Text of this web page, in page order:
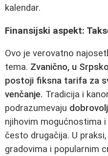
kalendar.
Finansijski aspekt:
Ovo je verovatno
tema. Zvanično, u
postoji fiksna tarifa za
venčanje. Tradicija i
podrazumevaju
njihovim mogućnostima
često drugačija. U
gradovima i popularnim